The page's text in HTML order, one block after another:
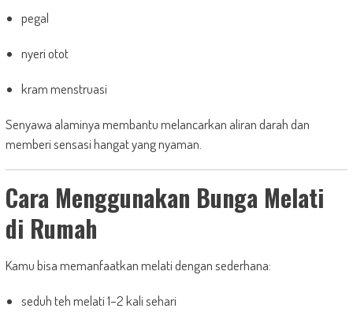
pegal
nyeri otot
kram menstruasi
Senyawa alaminya membantu melancarkan aliran darah dan
memberi sensasi hangat yang nyaman.
Cara Menggunakan Bunga Melati
di Rumah
Kamu bisa memanfaatkan melati dengan sederhana:
seduh teh melati 1–2 kali sehari